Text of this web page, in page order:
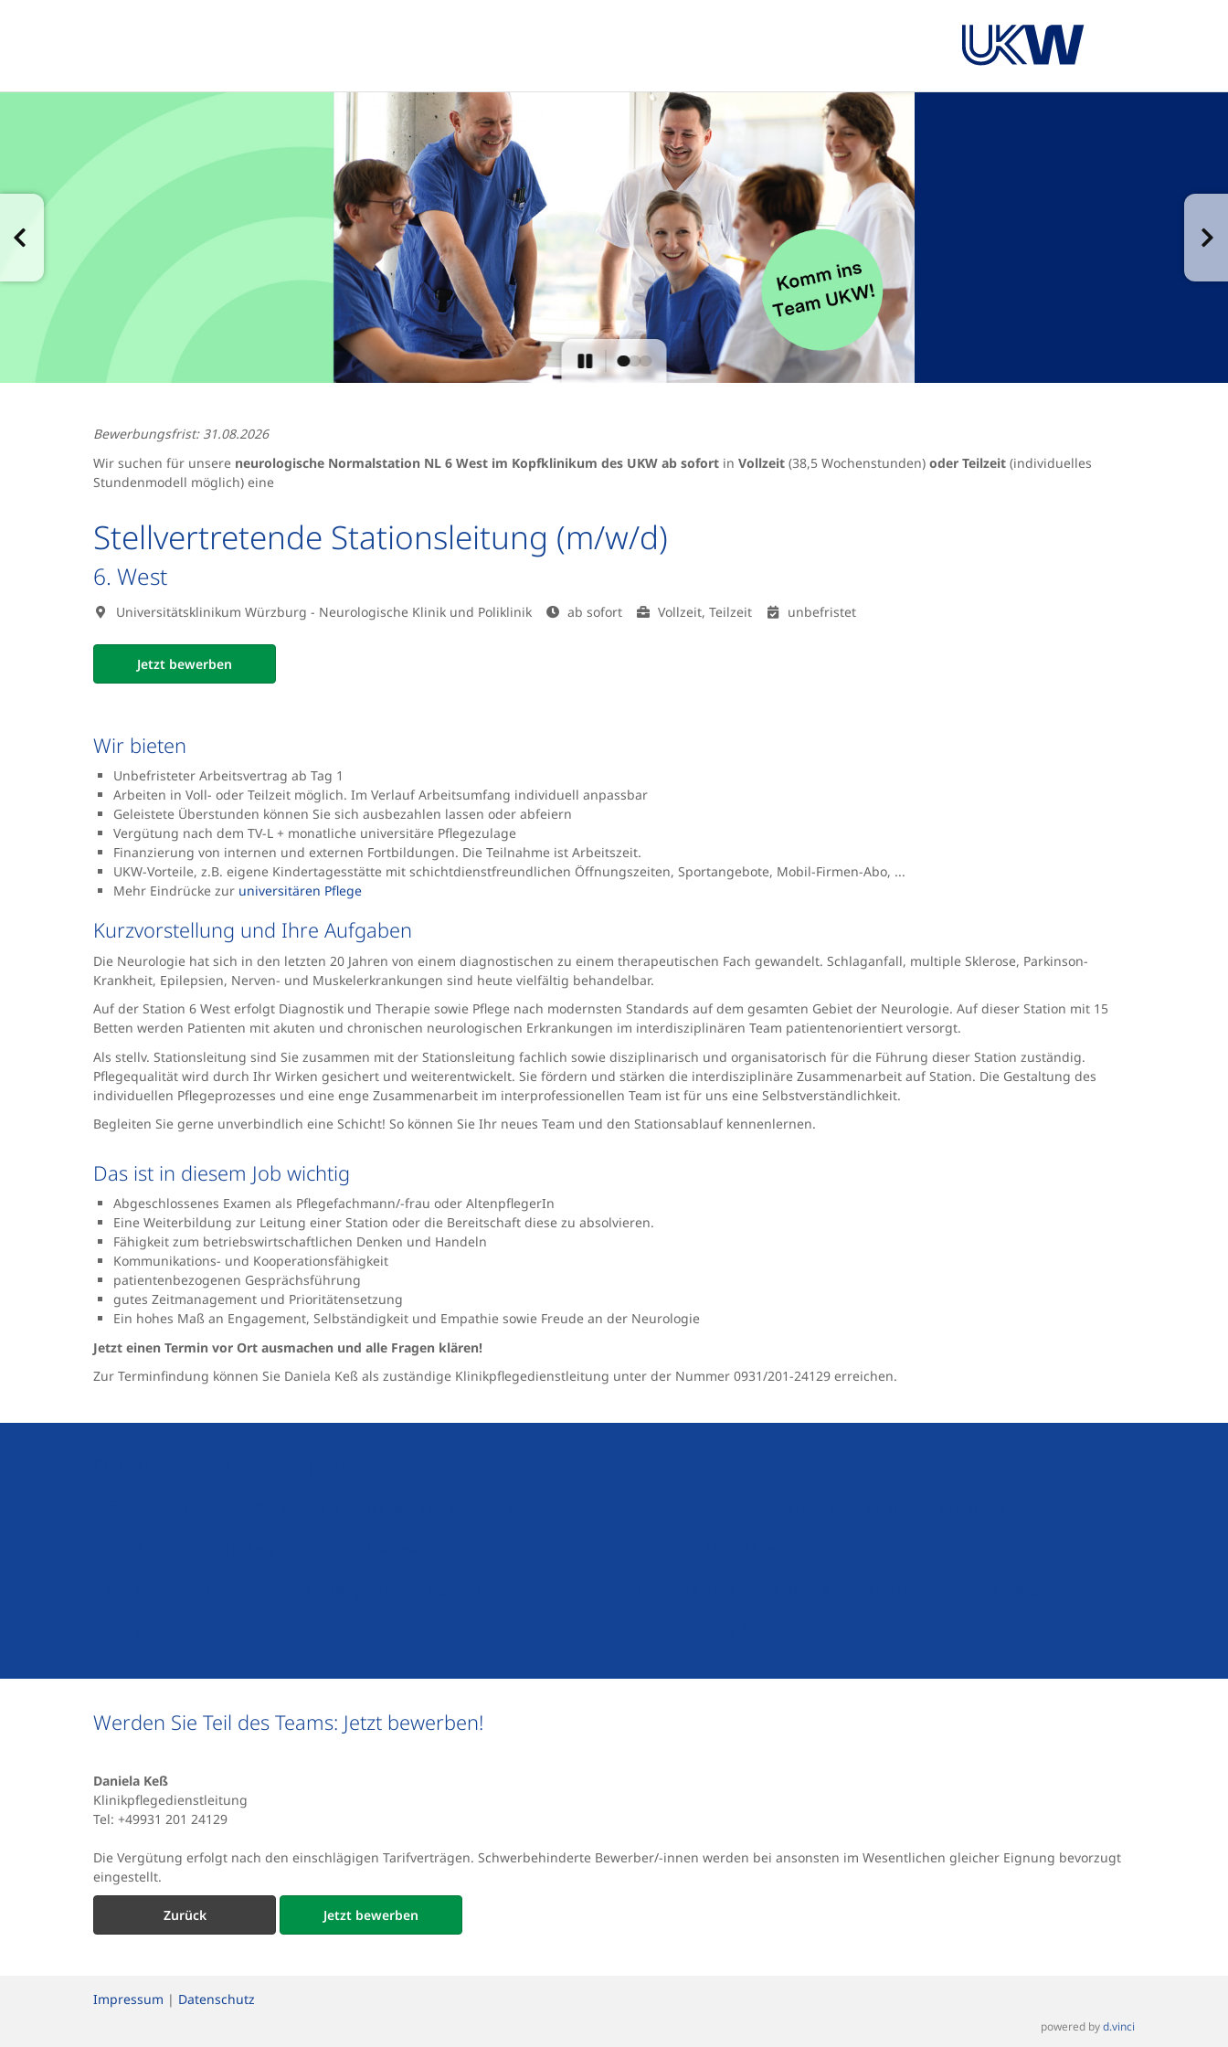
Stellvertretende Stationsleitung (m/w/d)
6. West
Universitätsklinikum Würzburg - Neurologische Klinik und Poliklinik ab sofort Vollzeit, Teilzeit unbefristet
Jetzt bewerben
Bewerbungsfrist: 31.08.2026
Wir suchen für unsere neurologische Normalstation NL 6 West im Kopfklinikum des UKW ab sofort in Vollzeit (38,5 Wochenstunden) oder Teilzeit (individuelles
Stundenmodell möglich) eine
Wir bieten
Unbefristeter Arbeitsvertrag ab Tag 1
Arbeiten in Voll- oder Teilzeit möglich. Im Verlauf Arbeitsumfang individuell anpassbar
Geleistete Überstunden können Sie sich ausbezahlen lassen oder abfeiern
Vergütung nach dem TV-L + monatliche universitäre Pflegezulage
Finanzierung von internen und externen Fortbildungen. Die Teilnahme ist Arbeitszeit.
UKW-Vorteile, z.B. eigene Kindertagesstätte mit schichtdienstfreundlichen Öffnungszeiten, Sportangebote, Mobil-Firmen-Abo, ...
Mehr Eindrücke zur universitären Pflege
Kurzvorstellung und Ihre Aufgaben
Die Neurologie hat sich in den letzten 20 Jahren von einem diagnostischen zu einem therapeutischen Fach gewandelt. Schlaganfall, multiple Sklerose, Parkinson-
Krankheit, Epilepsien, Nerven- und Muskelerkrankungen sind heute vielfältig behandelbar.
Auf der Station 6 West erfolgt Diagnostik und Therapie sowie Pflege nach modernsten Standards auf dem gesamten Gebiet der Neurologie. Auf dieser Station mit 15
Betten werden Patienten mit akuten und chronischen neurologischen Erkrankungen im interdisziplinären Team patientenorientiert versorgt.
Als stellv. Stationsleitung sind Sie zusammen mit der Stationsleitung fachlich sowie disziplinarisch und organisatorisch für die Führung dieser Station zuständig.
Pflegequalität wird durch Ihr Wirken gesichert und weiterentwickelt. Sie fördern und stärken die interdisziplinäre Zusammenarbeit auf Station. Die Gestaltung des
individuellen Pflegeprozesses und eine enge Zusammenarbeit im interprofessionellen Team ist für uns eine Selbstverständlichkeit.
Begleiten Sie gerne unverbindlich eine Schicht! So können Sie Ihr neues Team und den Stationsablauf kennenlernen.
Das ist in diesem Job wichtig
Abgeschlossenes Examen als Pflegefachmann/-frau oder AltenpflegerIn
Eine Weiterbildung zur Leitung einer Station oder die Bereitschaft diese zu absolvieren.
Fähigkeit zum betriebswirtschaftlichen Denken und Handeln
Kommunikations- und Kooperationsfähigkeit
patientenbezogenen Gesprächsführung
gutes Zeitmanagement und Prioritätensetzung
Ein hohes Maß an Engagement, Selbständigkeit und Empathie sowie Freude an der Neurologie
Jetzt einen Termin vor Ort ausmachen und alle Fragen klären!
Zur Terminfindung können Sie Daniela Keß als zuständige Klinikpflegedienstleitung unter der Nummer 0931/201-24129 erreichen.
Werden Sie Teil des Teams: Jetzt bewerben!
Daniela Keß
Klinikpflegedienstleitung
Tel: +49931 201 24129
Die Vergütung erfolgt nach den einschlägigen Tarifverträgen. Schwerbehinderte Bewerber/-innen werden bei ansonsten im Wesentlichen gleicher Eignung bevorzugt
eingestellt.
Zurück Jetzt bewerben
Impressum | Datenschutz
powered byd.vinci